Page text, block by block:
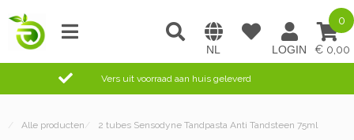
0,00
0
Vers uit voorraad aan huis geleverd
/ Alle producten / 2 tubes Sensodyne Tandpasta Anti Tandsteen 75ml